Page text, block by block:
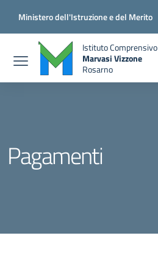
Ministero dell'Istruzione e del Merito
Istituto Comprensivo
Marvasi Vizzone
Rosarno
Pagamenti